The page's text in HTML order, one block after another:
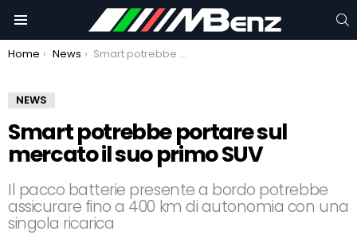
You are here:
Home News Smart potrebbe portare sul mercato il suo primo SUV
NEWS
Smart potrebbe portare sul
mercato il suo primo SUV
Il pacco batterie presente a bordo potrebbe
assicurare fino a 400 km di autonomia con una
singola ricarica